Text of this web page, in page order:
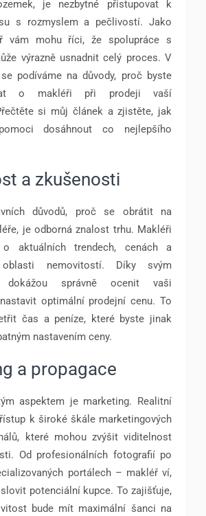
je nezbytné přistupovat k
s rozmyslem a pečlivostí. Jako
vám mohu říci, že spolupráce s
výrazně usnadnit celý proces. V
podíváme na důvody, proč byste
o makléři při prodeji vaší
si můj článek a zjistěte, jak
dosáhnout co nejlepšího
a zkušenosti
důvodů, proč se obrátit na
je odborná znalost trhu. Makléři
aktuálních trendech, cenách a
nemovitostí. Díky svým
dokážou správně ocenit vaši
optimální prodejní cenu. To
čas a peníze, které byste jinak
nastavením ceny.
a propagace
aspektem je marketing. Realitní
k široké škále marketingových
které mohou zvýšit viditelnost
Od profesionálních fotografií po
portálech – makléř ví,
potenciální kupce. To zajišťuje,
bude mít maximální šanci na